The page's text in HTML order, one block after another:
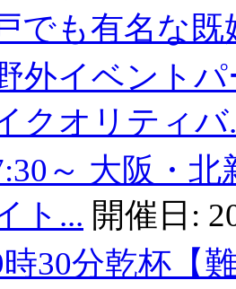
でも有名な既
外イベント
クオリティバ
～ 大阪・
ト... 開催日:
時30分乾杯【